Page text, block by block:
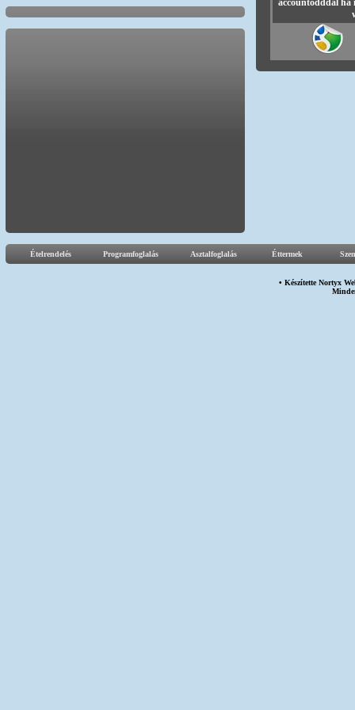
accountodddal ha
Ételrendelés Programfoglalás Asztalfoglalás Éttermek
• KészítetteNortyx